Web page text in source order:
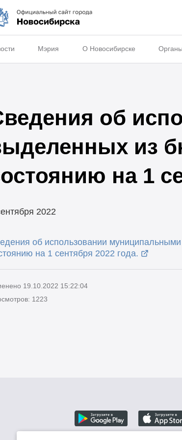
Мэрия О Новосибирске
об
из
на 1
2022
об использовании
на 1 сентября 2022 года.
19.10.2022 15:22:04
1223